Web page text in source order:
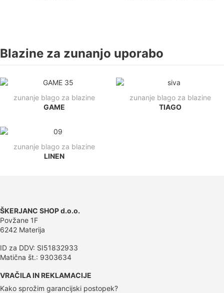
Blazine za zunanjo uporabo
zunanje blago za blazine
GAME
zunanje blago za blazine
TIAGO
zunanje blago za blazine
LINEN
ŠKERJANC SHOP d.o.o.
Povžane 1F
6242 Materija
ID za DDV: SI51832933
Matična št.: 9303634
VRAČILA IN REKLAMACIJE
Kako sprožim garancijski postopek?